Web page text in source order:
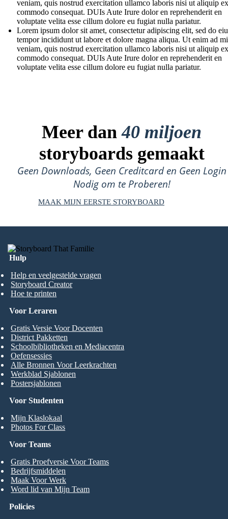
veniam, quis nostrud exercitation ullamco laboris nisi ut aliquip
commodo consequat. DUIs Aute Irure dolor en reprehenderit en
voluptate velita esse cillum dolore eu fugiat nulla pariatur.
Lorem ipsum dolor sit amet, consectetur adipiscing elit, sed do
tempor incididunt ut labore et dolore magna aliqua. Ut enim ad
veniam, quis nostrud exercitation ullamco laboris nisi ut aliquip
commodo consequat. DUIs Aute Irure dolor en reprehenderit en
voluptate velita esse cillum dolore eu fugiat nulla pariatur.
Meer dan40 miljoen
storyboards gemaakt
Geen Downloads, Geen Creditcard en Geen Login
Nodig om te Proberen!
MAAK MIJN EERSTE STORYBOARD
Hulp
Help en veelgestelde vragen
Storyboard Creator
Hoe te printen
Voor Studenten
Mijn Klaslokaal
Photos For Class
Voor Leraren
Gratis Versie Voor Docenten
District Pakketten
Schoolbibliotheken en Mediacentra
Oefensessies
Alle Bronnen Voor Leerkrachten
Werkblad Sjablonen
Postersjablonen
Voor Teams
Gratis Proefversie Voor Teams
Bedrijfsmiddelen
Maak Voor Werk
Word lid van Mijn Team
Policies